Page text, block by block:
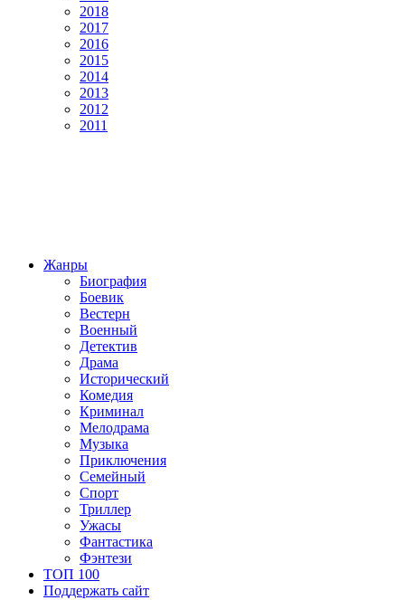
2018
2017
2016
2015
2014
2013
2012
2011
Жанры
Биография
Боевик
Вестерн
Военный
Детектив
Драма
Исторический
Комедия
Криминал
Мелодрама
Музыка
Приключения
Семейный
Спорт
Триллер
Ужасы
Фантастика
Фэнтези
ТОП 100
Поддержать сайт